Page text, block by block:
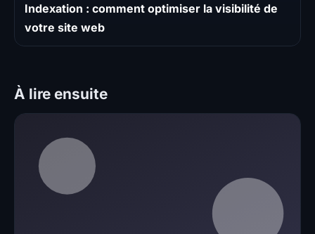
Indexation : comment optimiser la visibilité de
votre site web
À lire ensuite